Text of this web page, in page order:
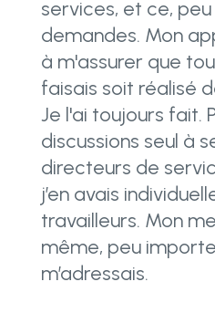
services, et ce,
demandes. Mon
à m'assurer que
faisais soit réalisé
Je l'ai toujours fait.
discussions seul à
directeurs de
j’en avais
travailleurs. Mon
même, peu
m’adressais.